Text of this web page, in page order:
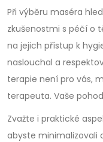
Při výběru maséra
zkušenostmi s péčí o
na jejich přístup k
naslouchal a
terapie není pro vás,
terapeuta. Vaše
Zvažte i praktické
abyste minimalizovali